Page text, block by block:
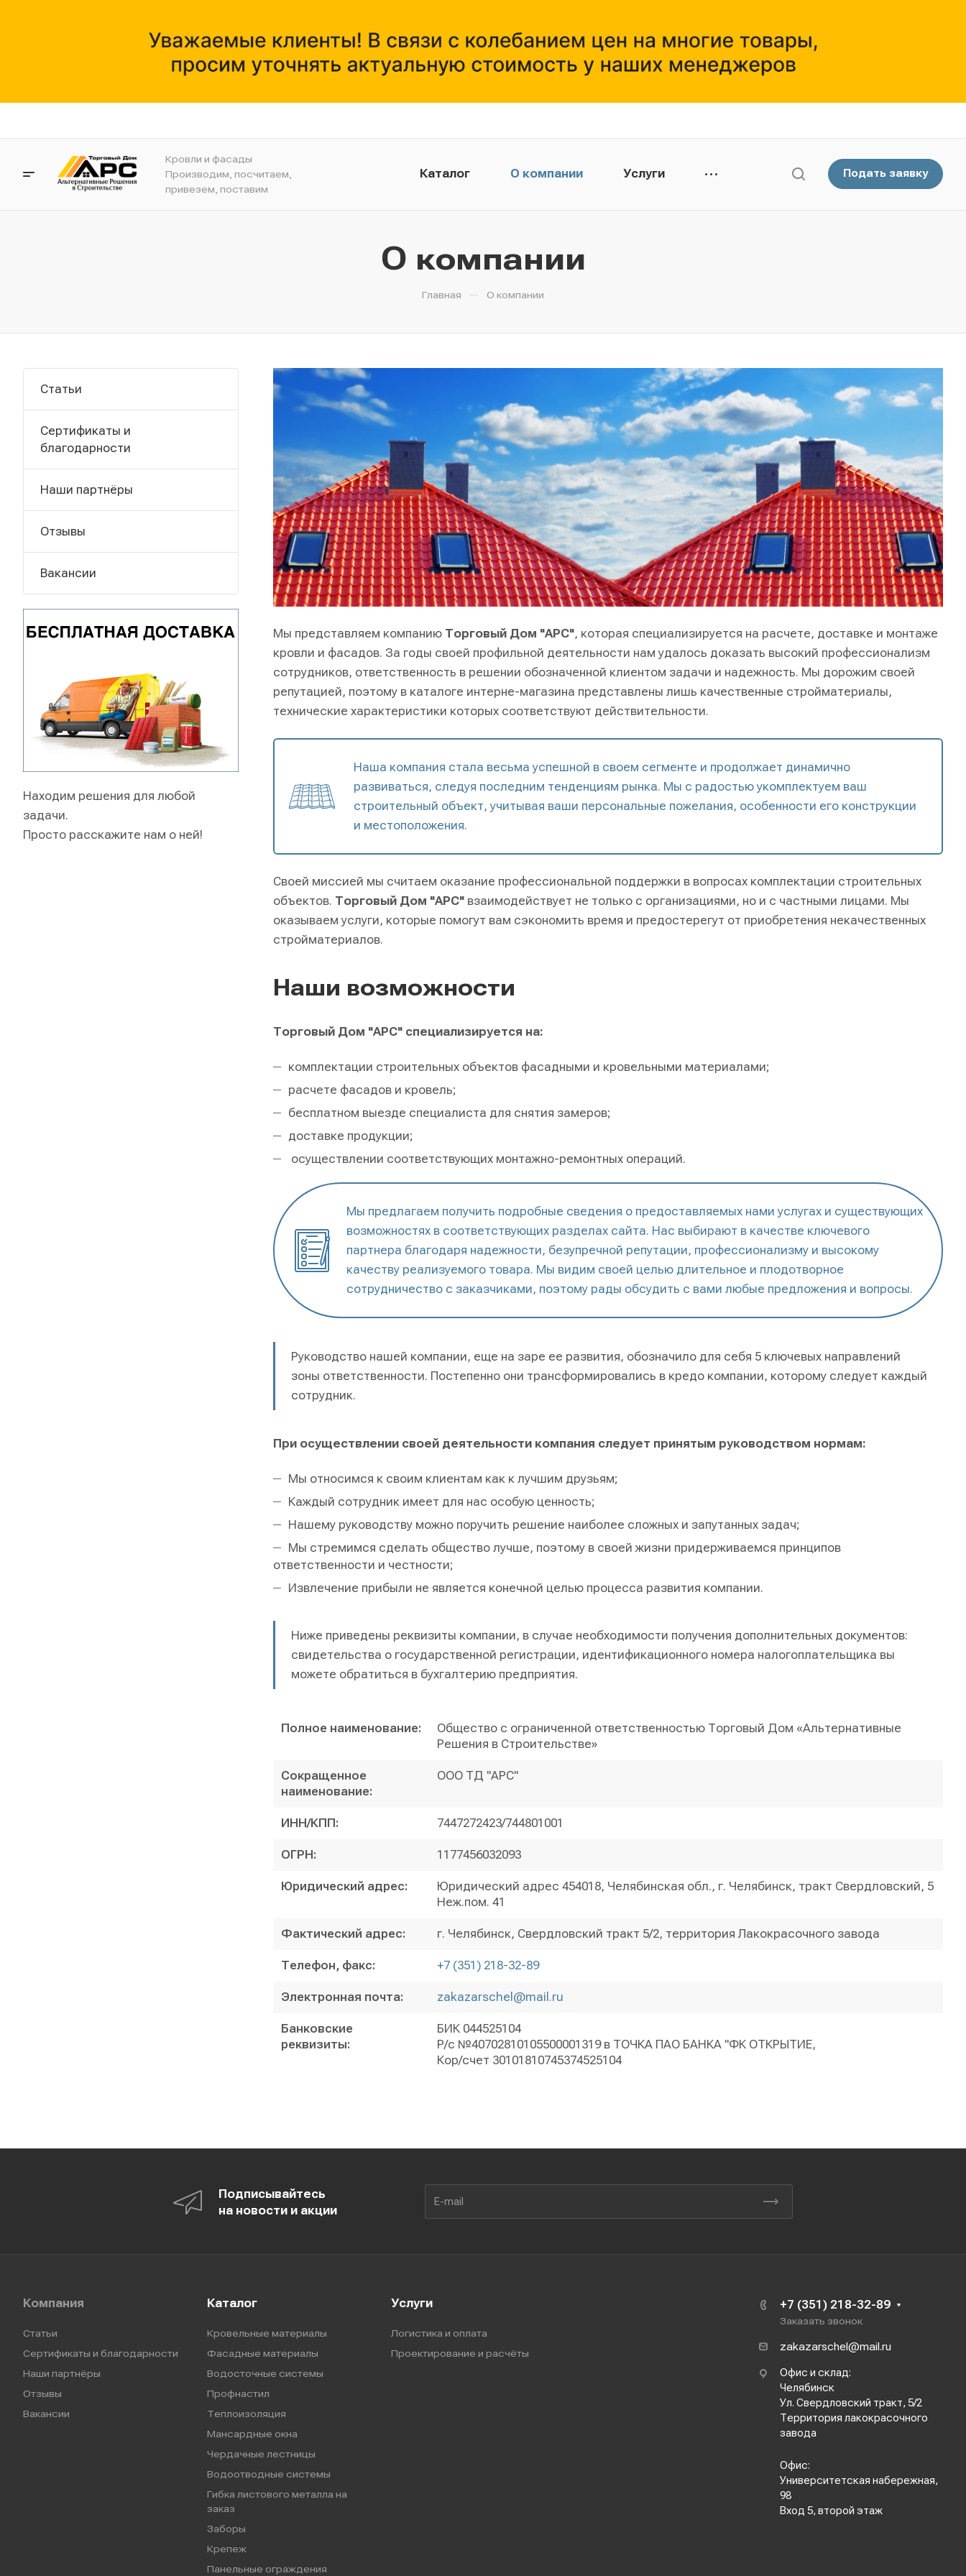
Кровли и фасады
Производим, посчитаем,
привезем, поставим
Каталог О компании Услуги Подать заявку
О компании
Главная — О компании
Мы представляем компанию Торговый Дом "АРС", которая специализируется на расчете, доставке и монтаже
кровли и фасадов. За годы своей профильной деятельности нам удалось доказать высокий профессионализм
сотрудников, ответственность в решении обозначенной клиентом задачи и надежность. Мы дорожим своей
репутацией, поэтому в каталоге интерне-магазина представлены лишь качественные стройматериалы,
технические характеристики которых соответствуют действительности.
Наша компания стала весьма успешной в своем сегменте и продолжает динамично
развиваться, следуя последним тенденциям рынка. Мы с радостью укомплектуем ваш
строительный объект, учитывая ваши персональные пожелания, особенности его конструкции
и местоположения.
Своей миссией мы считаем оказание профессиональной поддержки в вопросах комплектации строительных
объектов. Торговый Дом "АРС" взаимодействует не только с организациями, но и с частными лицами. Мы
оказываем услуги, которые помогут вам сэкономить время и предостерегут от приобретения некачественных
стройматериалов.
Наши возможности
Торговый Дом "АРС" специализируется на:
комплектации строительных объектов фасадными и кровельными материалами;
расчете фасадов и кровель;
бесплатном выезде специалиста для снятия замеров;
доставке продукции;
осуществлении соответствующих монтажно-ремонтных операций.
Мы предлагаем получить подробные сведения о предоставляемых нами услугах и существующих
возможностях в соответствующих разделах сайта. Нас выбирают в качестве ключевого
партнера благодаря надежности, безупречной репутации, профессионализму и высокому
качеству реализуемого товара. Мы видим своей целью длительное и плодотворное
сотрудничество с заказчиками, поэтому рады обсудить с вами любые предложения и вопросы.
Руководство нашей компании, еще на заре ее развития, обозначило для себя 5 ключевых направлений
зоны ответственности. Постепенно они трансформировались в кредо компании, которому следует каждый
сотрудник.
При осуществлении своей деятельности компания следует принятым руководством нормам:
Мы относимся к своим клиентам как к лучшим друзьям;
Каждый сотрудник имеет для нас особую ценность;
Нашему руководству можно поручить решение наиболее сложных и запутанных задач;
Мы стремимся сделать общество лучше, поэтому в своей жизни придерживаемся принципов
ответственности и честности;
Извлечение прибыли не является конечной целью процесса развития компании.
Ниже приведены реквизиты компании, в случае необходимости получения дополнительных документов:
свидетельства о государственной регистрации, идентификационного номера налогоплательщика вы
можете обратиться в бухгалтерию предприятия.
Полное наименование:
Общество с ограниченной ответственностью Торговый Дом «Альтернативные
Решения в Строительстве»
Сокращенное
наименование:
ООО ТД "АРС"
ИНН/КПП: 7447272423/744801001
ОГРН: 1177456032093
Юридический адрес:
Юридический адрес 454018, Челябинская обл., г. Челябинск, тракт Свердловский, 5
Неж.пом. 41
Фактический адрес: г. Челябинск, Свердловский тракт 5/2, территория Лакокрасочного завода
Телефон, факс: +7 (351) 218-32-89
Электронная почта: zakazarschel@mail.ru
Банковские
реквизиты:
БИК 044525104
Р/с №40702810105500001319 в ТОЧКА ПАО БАНКА "ФК ОТКРЫТИЕ,
Кор/счет 30101810745374525104
Статьи
Сертификаты и
благодарности
Наши партнёры
Отзывы
Вакансии
Находим решения для любой
задачи.
Просто расскажите нам о ней!
Подписывайтесь
на новости и акции
Компания
Статьи
Сертификаты и благодарности
Наши партнёры
Отзывы
Вакансии
Каталог
Кровельные материалы
Фасадные материалы
Водосточные системы
Профнастил
Теплоизоляция
Мансардные окна
Чердачные лестницы
Водоотводные системы
Гибка листового металла на
заказ
Заборы
Крепеж
Панельные ограждения
Услуги
Логистика и оплата
Проектирование и расчёты
+7 (351) 218-32-89
Заказать звонок
zakazarschel@mail.ru
Офис и склад:
Челябинск
Ул. Свердловский тракт, 5/2
Территория лакокрасочного
завода
Офис:
Университетская набережная,
98
Вход 5, второй этаж